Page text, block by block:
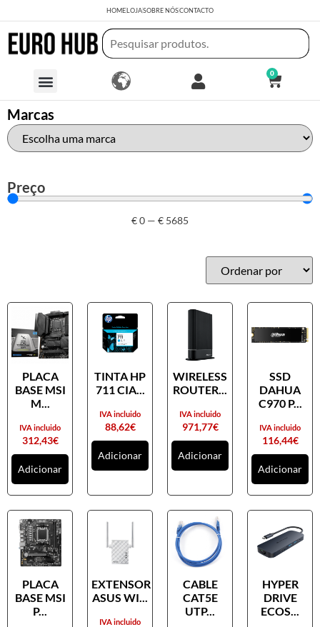
HOMELOJASOBRE NÓSCONTACTO
0
Marcas
Preço
€0 — € 5685
PLACA
BASE MSI
M...
312,43€
IVA incluido
Adicionar
TINTA HP
711 CIA...
88,62€
IVA incluido
Adicionar
WIRELESS
ROUTER...
971,77€
IVA incluido
Adicionar
SSD
DAHUA
C970 P...
116,44€
IVA incluido
Adicionar
PLACA
BASE MSI
P...
EXTENSOR
ASUS WI...
IVA incluido
CABLE
CAT5E
UTP...
HYPER
DRIVE
ECOS...